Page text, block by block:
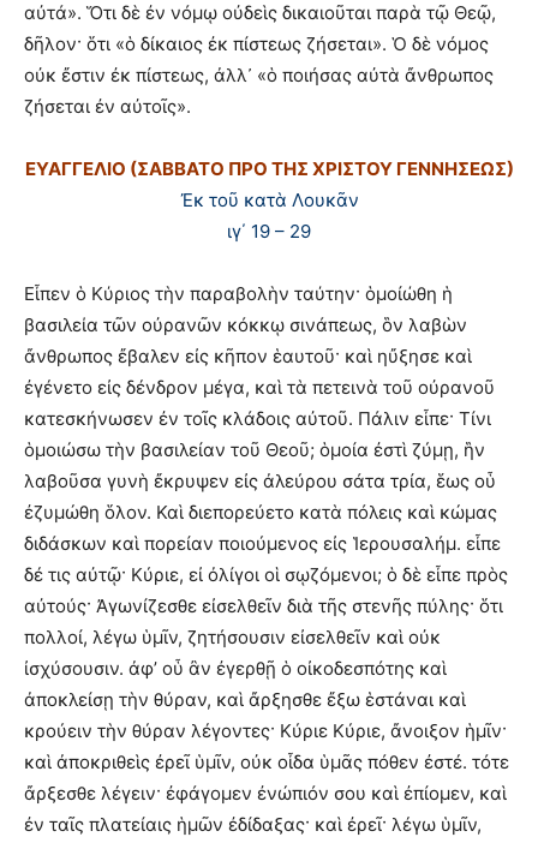
αὐτά». Ὅτι δὲ ἐν νόμῳ οὐδεὶς δικαιοῦται παρὰ τῷ Θεῷ,
δῆλον· ὅτι «ὁ δίκαιος ἐκ πίστεως ζήσεται». Ὁ δὲ νόμος
οὐκ ἔστιν ἐκ πίστεως, ἀλλ᾿ «ὁ ποιήσας αὐτὰ ἄνθρωπος
ζήσεται ἐν αὐτοῖς».
ΕΥΑΓΓΕΛΙΟ (ΣΑΒΒΑΤΟ ΠΡΟ ΤΗΣ ΧΡΙΣΤΟΥ ΓΕΝΝΗΣΕΩΣ)
Ἐκ τοῦ κατὰ Λουκᾶν
ιγ΄ 19 – 29
Εἶπεν ὁ Κύριος τὴν παραβολὴν ταύτην· ὁμοίώθη ἡ
βασιλεία τῶν οὐρανῶν κόκκῳ σινάπεως, ὃν λαβὼν
ἄνθρωπος ἔβαλεν εἰς κῆπον ἑαυτοῦ· καὶ ηὔξησε καὶ
ἐγένετο εἰς δένδρον μέγα, καὶ τὰ πετεινὰ τοῦ οὐρανοῦ
κατεσκήνωσεν ἐν τοῖς κλάδοις αὐτοῦ. Πάλιν εἶπε· Τίνι
ὁμοιώσω τὴν βασιλείαν τοῦ Θεοῦ; ὁμοία ἐστὶ ζύμῃ, ἣν
λαβοῦσα γυνὴ ἔκρυψεν εἰς ἀλεύρου σάτα τρία, ἕως οὗ
ἐζυμώθη ὅλον. Καὶ διεπορεύετο κατὰ πόλεις καὶ κώμας
διδάσκων καὶ πορείαν ποιούμενος εἰς Ἱερουσαλήμ. εἶπε
δέ τις αὐτῷ· Κύριε, εἰ ὀλίγοι οἱ σῳζόμενοι; ὁ δὲ εἶπε πρὸς
αὐτούς· Ἀγωνίζεσθε εἰσελθεῖν διὰ τῆς στενῆς πύλης· ὅτι
πολλοί, λέγω ὑμῖν, ζητήσουσιν εἰσελθεῖν καὶ οὐκ
ἰσχύσουσιν. ἀφ’ οὗ ἂν ἐγερθῇ ὁ οἰκοδεσπότης καὶ
ἀποκλείσῃ τὴν θύραν, καὶ ἄρξησθε ἔξω ἑστάναι καὶ
κρούειν τὴν θύραν λέγοντες· Κύριε Κύριε, ἄνοιξον ἡμῖν·
καὶ ἀποκριθεὶς ἐρεῖ ὑμῖν, οὐκ οἶδα ὑμᾶς πόθεν ἐστέ. τότε
ἄρξεσθε λέγειν· ἐφάγομεν ἐνώπιόν σου καὶ ἐπίομεν, καὶ
ἐν ταῖς πλατείαις ἡμῶν ἐδίδαξας· καὶ ἐρεῖ· λέγω ὑμῖν,